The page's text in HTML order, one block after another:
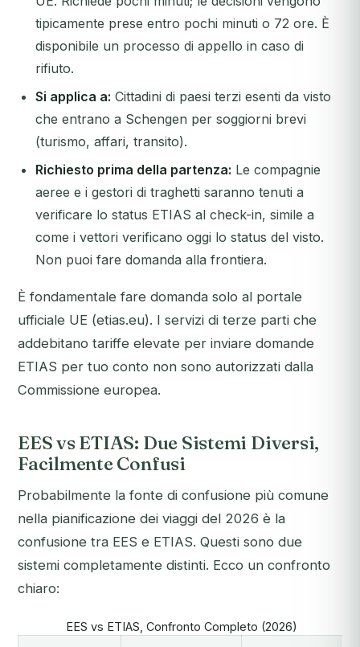
tipicamente prese entro pochi minuti o 72 ore. È
disponibile un processo di appello in caso di
rifiuto.
Si applica a: Cittadini di paesi terzi esenti da visto
che entrano a Schengen per soggiorni brevi
(turismo, affari, transito).
Richiesto prima della partenza: Le compagnie
aeree e i gestori di traghetti saranno tenuti a
verificare lo status ETIAS al check-in, simile a
come i vettori verificano oggi lo status del visto.
Non puoi fare domanda alla frontiera.
È fondamentale fare domanda solo al portale
ufficiale UE (etias.eu). I servizi di terze parti che
addebitano tariffe elevate per inviare domande
ETIAS per tuo conto non sono autorizzati dalla
Commissione europea.
EES vs ETIAS: Due Sistemi Diversi,
Facilmente Confusi
Probabilmente la fonte di confusione più comune
nella pianificazione dei viaggi del 2026 è la
confusione tra EES e ETIAS. Questi sono due
sistemi completamente distinti. Ecco un confronto
chiaro:
EES vs ETIAS, Confronto Completo (2026)